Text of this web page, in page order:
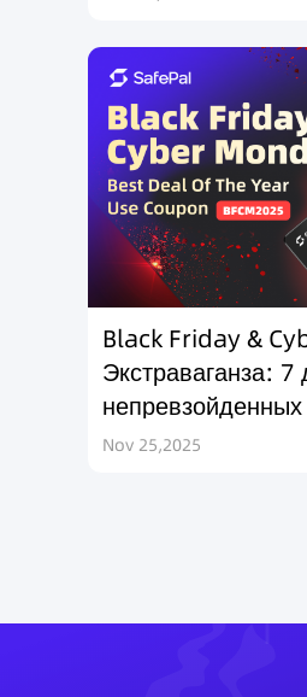
Black Friday &
Экстраваганза: 7
вознаграждений
Nov 25,2025